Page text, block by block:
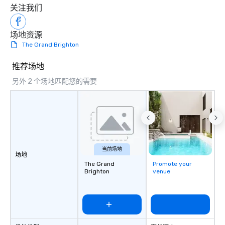
关注我们
场地资源
The Grand Brighton
推荐场地
另外 2 个场地匹配您的需要
场地
当前场地
The Grand
Brighton
Promote your
venue